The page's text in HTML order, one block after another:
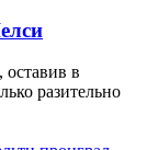
в
разительно